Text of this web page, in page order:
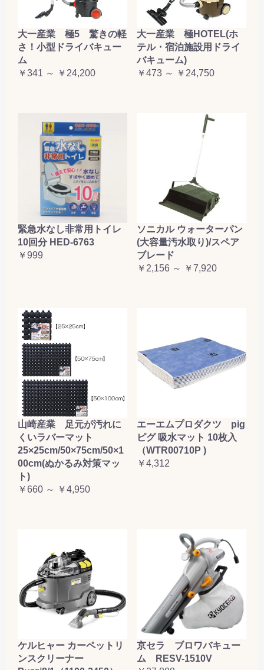
大一産業 極5 驚きの軽
さ！小型ドライバキュー
ム
￥341 ～ ￥24,200
大一産業 極HOTEL(ホ
テル・宿泊施設用ドライ
バキューム)
￥473 ～ ￥24,750
緊急水なし非常用トイレ
10回分 HED-6763
￥999
ソニカル ウォーターパン
(大容量汚水取り)/スペア
ブレード
￥2,156 ～ ￥7,920
山崎産業 足元が汚れに
くいラバーマット
25×25cm/50×75cm/50×1
00cm(ぬかるみ対策マッ
ト)
￥660 ～ ￥4,950
エーエムプロダクツ pig
ピグ 吸水マット 10枚入
（WTR00710P )
￥4,312
ケルヒャー カーペットリ
ンスクリーナー
京セラ ブロワバキュー
ム RESV-1510V